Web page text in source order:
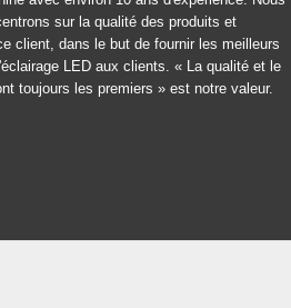
sur la qualité des produits et
client, dans le but de fournir les meilleurs
LED aux clients. « La qualité et le
toujours les premiers » est notre valeur.